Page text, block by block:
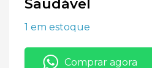
Saudável
1 em estoque
Comprar agora